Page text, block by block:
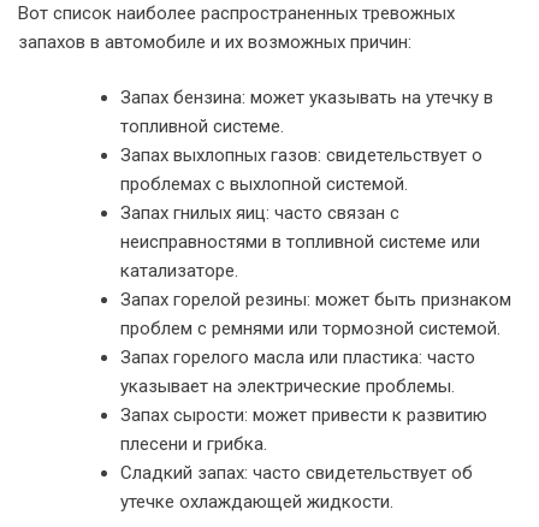
Вот список наиболее распространенных тревожных
запахов в автомобиле и их возможных причин:
Запах бензина: может указывать на утечку в
топливной системе.
Запах выхлопных газов: свидетельствует о
проблемах с выхлопной системой.
Запах гнилых яиц: часто связан с
неисправностями в топливной системе или
катализаторе.
Запах горелой резины: может быть признаком
проблем с ремнями или тормозной системой.
Запах горелого масла или пластика: часто
указывает на электрические проблемы.
Запах сырости: может привести к развитию
плесени и грибка.
Сладкий запах: часто свидетельствует об
утечке охлаждающей жидкости.